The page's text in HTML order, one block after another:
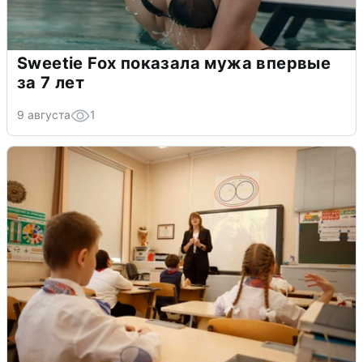
Sweetie Fox показала мужа впервые
за 7 лет
9 августа 1